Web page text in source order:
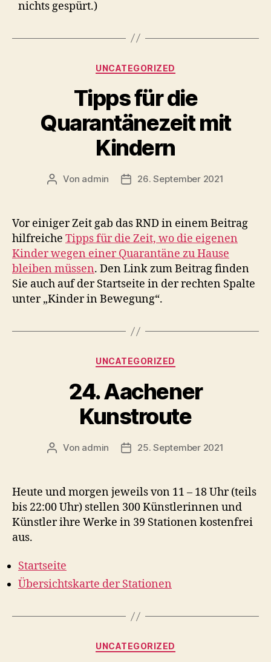
nichts gespürt.)
Kategorien
UNCATEGORIZED
Tipps für die
Quarantänezeit mit
Kindern
Beitragsautor
Von admin Veröffentlichungsdatum
26. September 2021
Vor einiger Zeit gab das RND in einem Beitrag
hilfreiche Tipps für die Zeit, wo die eigenen
Kinder wegen einer Quarantäne zu Hause
bleiben müssen. Den Link zum Beitrag finden
Sie auch auf der Startseite in der rechten Spalte
unter „Kinder in Bewegung“.
Kategorien
UNCATEGORIZED
24. Aachener
Kunstroute
Beitragsautor
Von admin Veröffentlichungsdatum
25. September 2021
Heute und morgen jeweils von 11 – 18 Uhr (teils
bis 22:00 Uhr) stellen 300 Künstlerinnen und
Künstler ihre Werke in 39 Stationen kostenfrei
aus.
Startseite
Übersichtskarte der Stationen
Kategorien
UNCATEGORIZED